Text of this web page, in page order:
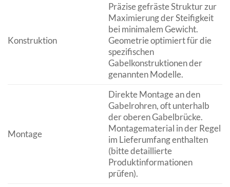
Konstruktion
Präzise gefräste Struktur zur
Maximierung der Steifigkeit
bei minimalem Gewicht.
Geometrie optimiert für die
spezifischen
Gabelkonstruktionen der
genannten Modelle.
Montage
Direkte Montage an den
Gabelrohren, oft unterhalb
der oberen Gabelbrücke.
Montagematerial in der Regel
im Lieferumfang enthalten
(bitte detaillierte
Produktinformationen
prüfen).